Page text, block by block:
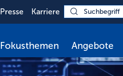
Presse Karriere
Fokusthemen Angebote